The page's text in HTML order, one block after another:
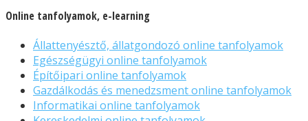
Online tanfolyamok, e-learning
Állattenyésztő, állatgondozó online tanfolyamok
Egészségügyi online tanfolyamok
Építőipari online tanfolyamok
Gazdálkodás és menedzsment online tanfolyamok
Informatikai online tanfolyamok